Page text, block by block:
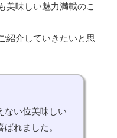
美味しい魅力満載のこ
紹介していきたいと思
ない位美味しい
れました。